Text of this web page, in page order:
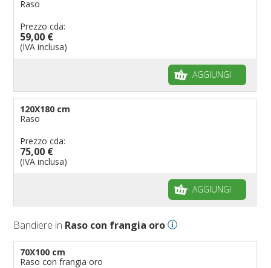
Raso
Prezzo cda:
59,00 €
(IVA inclusa)
AGGIUNGI
120X180 cm
Raso
Prezzo cda:
75,00 €
(IVA inclusa)
AGGIUNGI
Bandiere in Raso con frangia oro
70X100 cm
Raso con frangia oro